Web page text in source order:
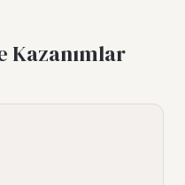
Kazanımlar